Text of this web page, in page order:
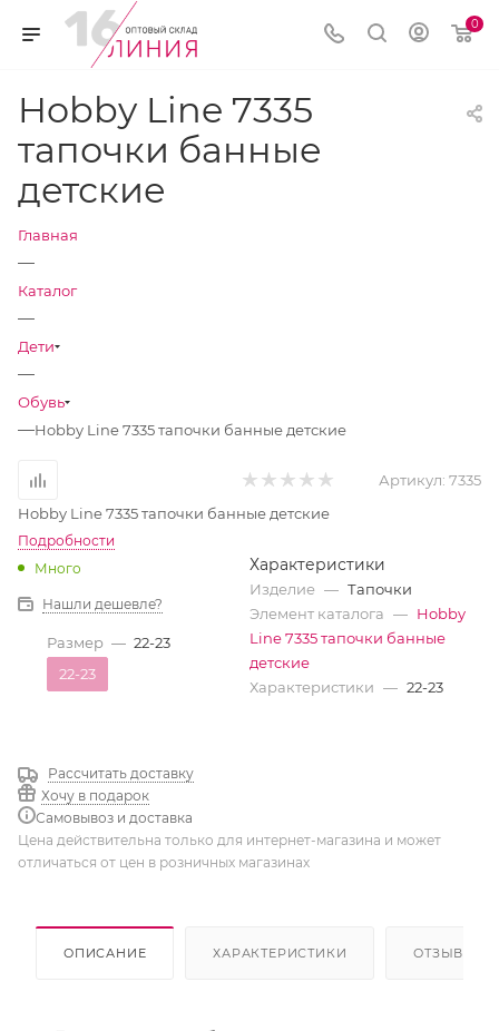
0
Hobby Line 7335
тапочки банные
детские
Главная
—
Каталог
—
Дети
—
Обувь
—Hobby Line 7335 тапочки банные детские
Артикул: 7335
Hobby Line 7335 тапочки банные детские
Подробности
Много
Нашли дешевле?
Размер — 22-23
22-23
Рассчитать доставку
Хочу в подарок
Самовывоз и доставка
Характеристики
Изделие — Тапочки
Элемент каталога — Hobby
Line 7335 тапочки банные
детские
Характеристики — 22-23
Цена действительна только для интернет-магазина и может
отличаться от цен в розничных магазинах
ОПИСАНИЕ ХАРАКТЕРИСТИКИ ОТЗЫВЫ